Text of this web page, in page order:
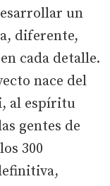
un
diferente,
cada detalle.
nace del
al espíritu
gentes de
300